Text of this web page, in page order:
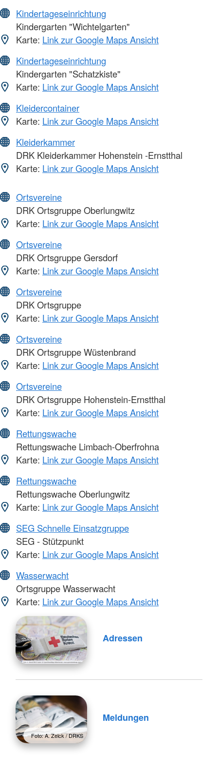
Kindertageseinrichtung
Kindergarten "Wichtelgarten"
Karte: Link zur Google Maps Ansicht
Kindertageseinrichtung
Kindergarten "Schatzkiste"
Karte: Link zur Google Maps Ansicht
Kleidercontainer
Karte: Link zur Google Maps Ansicht
Kleiderkammer
DRK Kleiderkammer Hohenstein -Ernstthal
Karte: Link zur Google Maps Ansicht
Ortsvereine
DRK Ortsgruppe Oberlungwitz
Karte: Link zur Google Maps Ansicht
Ortsvereine
DRK Ortsgruppe Gersdorf
Karte: Link zur Google Maps Ansicht
Ortsvereine
DRK Ortsgruppe
Karte: Link zur Google Maps Ansicht
Ortsvereine
DRK Ortsgruppe Wüstenbrand
Karte: Link zur Google Maps Ansicht
Ortsvereine
DRK Ortsgruppe Hohenstein-Ernstthal
Karte: Link zur Google Maps Ansicht
Rettungswache
Rettungswache Limbach-Oberfrohna
Karte: Link zur Google Maps Ansicht
Rettungswache
Rettungswache Oberlungwitz
Karte: Link zur Google Maps Ansicht
SEG Schnelle Einsatzgruppe
SEG - Stützpunkt
Karte: Link zur Google Maps Ansicht
Wasserwacht
Ortsgruppe Wasserwacht
Karte: Link zur Google Maps Ansicht
Adressen
Foto: A. Zelck / DRKS
Meldungen